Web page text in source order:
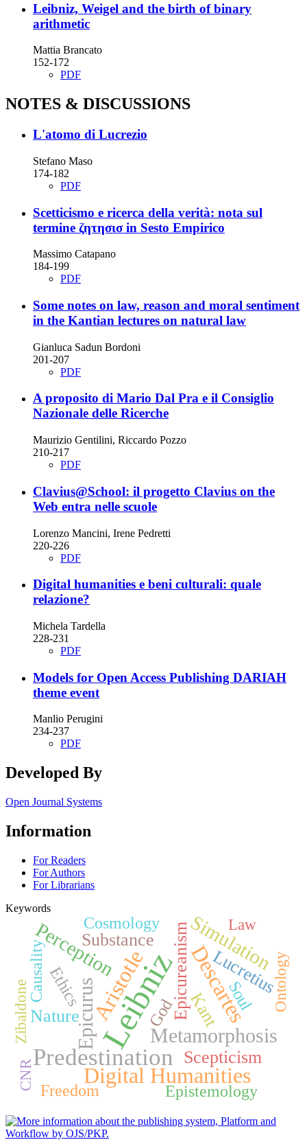
Leibniz, Weigel and the birth of binary
arithmetic
Mattia Brancato
152-172
PDF
NOTES & DISCUSSIONS
L'atomo di Lucrezio
Stefano Maso
174-182
PDF
Scetticismo e ricerca della verità: nota sul
termine ζητησισ in Sesto Empirico
Massimo Catapano
184-199
PDF
Some notes on law, reason and moral sentiment
in the Kantian lectures on natural law
Gianluca Sadun Bordoni
201-207
PDF
A proposito di Mario Dal Pra e il Consiglio
Nazionale delle Ricerche
Maurizio Gentilini, Riccardo Pozzo
210-217
PDF
Clavius@School: il progetto Clavius on the
Web entra nelle scuole
Lorenzo Mancini, Irene Pedretti
220-226
PDF
Digital humanities e beni culturali: quale
relazione?
Michela Tardella
228-231
PDF
Models for Open Access Publishing DARIAH
theme event
Manlio Perugini
234-237
PDF
Developed By
Open Journal Systems
Information
For Readers
For Authors
For Librarians
Keywords
Leibniz
Predestination
Aristotle
Digital Humanities
Descartes
Epicurus Metamorphosis
Perception Simulation
Epicureanism Lucretius
Substance
Scepticism
Nature Kant
God
Cosmology
Ethics
Causality Soul
Epistemology
Freedom
Ontology
Law
CNR
Zibaldone